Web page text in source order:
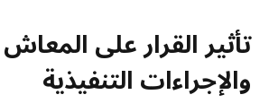
تأثير القرار على
والإجراءات التنفيذية